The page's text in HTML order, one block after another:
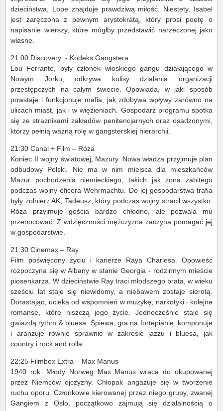
dzieciństwa, Lope znajduje prawdziwą miłość. Niestety, Isabel
jest zaręczona z pewnym arystokratą, który prosi poetę o
napisanie wierszy, które mógłby przedstawić narzeczonej jako
własne.
21:00 Discovery - Kodeks Gangstera
Lou Ferrante, były członek włoskiego gangu działającego w
Nowym Jorku, odkrywa kulisy działania organizacji
przestępczych na całym świecie. Opowiada, w jaki sposób
powstaje i funkcjonuje mafia, jak zdobywa wpływy zarówno na
ulicach miast, jak i w więzieniach. Gospodarz programu spotka
się ze strażnikami zakładów penitencjarnych oraz osadzonymi,
którzy pełnią ważną rolę w gangsterskiej hierarchii.
21:30 Canal + Film – Róża
Koniec II wojny światowej, Mazury. Nowa władza przyjmuje plan
odbudowy Polski. Nie ma w nim miejsca dla mieszkańców
Mazur pochodzenia niemieckiego, takich jak żona zabitego
podczas wojny oficera Wehrmachtu. Do jej gospodarstwa trafia
były żołnierz AK, Tadeusz, który podczas wojny stracił wszystko.
Róża przyjmuje gościa bardzo chłodno, ale pozwala mu
przenocować. Z wdzięczności mężczyzna zaczyna pomagać jej
w gospodarstwie.
21:30 Cinemax – Ray
Film poświęcony życiu i karierze Raya Charlesa. Opowieść
rozpoczyna się w Albany w stanie Georgia - rodzinnym mieście
piosenkarza. W dzieciństwie Ray traci młodszego brata, w wieku
sześciu lat staje się niewidomy, a niebawem zostaje sierotą.
Dorastając, ucieka od wspomnień w muzykę, narkotyki i kolejne
romanse, które niszczą jego życie. Jednocześnie staje się
gwiazdą rythm & bluesa. Śpiewa, gra na fortepianie, komponuje
i aranżuje równie sprawnie w zakresie jazzu i bluesa, jak
country i rock and rolla.
22:25 Filmbox Extra – Max Manus
1940 rok. Młody Norweg Max Manus wraca do okupowanej
przez Niemców ojczyzny. Chłopak angażuje się w tworzenie
ruchu oporu. Członkowie kierowanej przez niego grupy, zwanej
Gangiem z Oslo, początkowo zajmują się działalnością o